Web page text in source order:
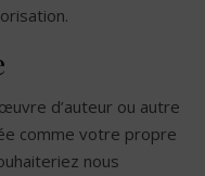
d’auteur ou autre
comme votre propre
nous